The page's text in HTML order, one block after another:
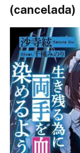
(cancelada)